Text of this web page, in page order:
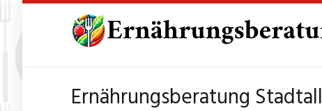
Ernährungsberatung